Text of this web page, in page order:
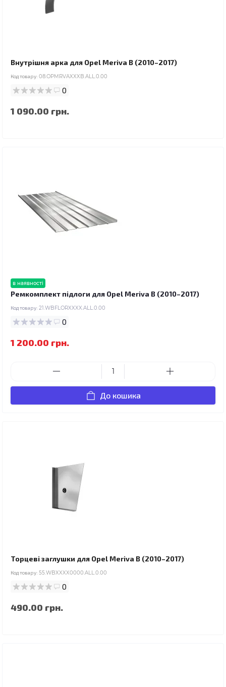
Внутрішня арка для Opel Meriva B (2010–2017)
Код товару: 08.OPMRVAXXXB.ALL.0.00
0
1 090.00 грн.
в наявності
Ремкомплект підлоги для Opel Meriva B (2010–2017)
Код товару: 21.WBFLORXXXX.ALL.0.00
0
1 200.00 грн.
До кошика
Торцеві заглушки для Opel Meriva B (2010–2017)
Код товару: 55.WBXXXX0000.ALL.0.00
0
490.00 грн.